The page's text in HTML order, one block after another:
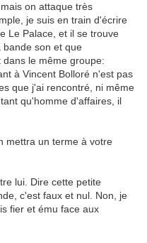
on attaque très
je suis en train d'écrire
Le Palace, et il se trouve
bande son et que
le même groupe:
à Vincent Bolloré n'est pas
que j'ai rencontré, ni même
qu'homme d'affaires, il
mettra un terme à votre
lui. Dire cette petite
c'est faux et nul. Non, je
fier et ému face aux